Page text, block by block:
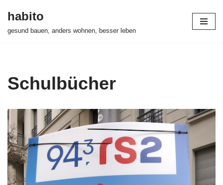
habito
gesund bauen, anders wohnen, besser leben
Schulbücher